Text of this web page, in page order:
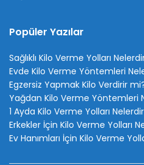
Popüler Yazılar
Sağlıklı Kilo Verme Yolları
Evde Kilo Verme Yöntemleri
Egzersiz Yapmak Kilo Verdirir
Yağdan Kilo Verme Yöntemleri
1 Ayda Kilo Verme Yolları
Erkekler İçin Kilo Verme Yolları
Ev Hanımları İçin Kilo Verme